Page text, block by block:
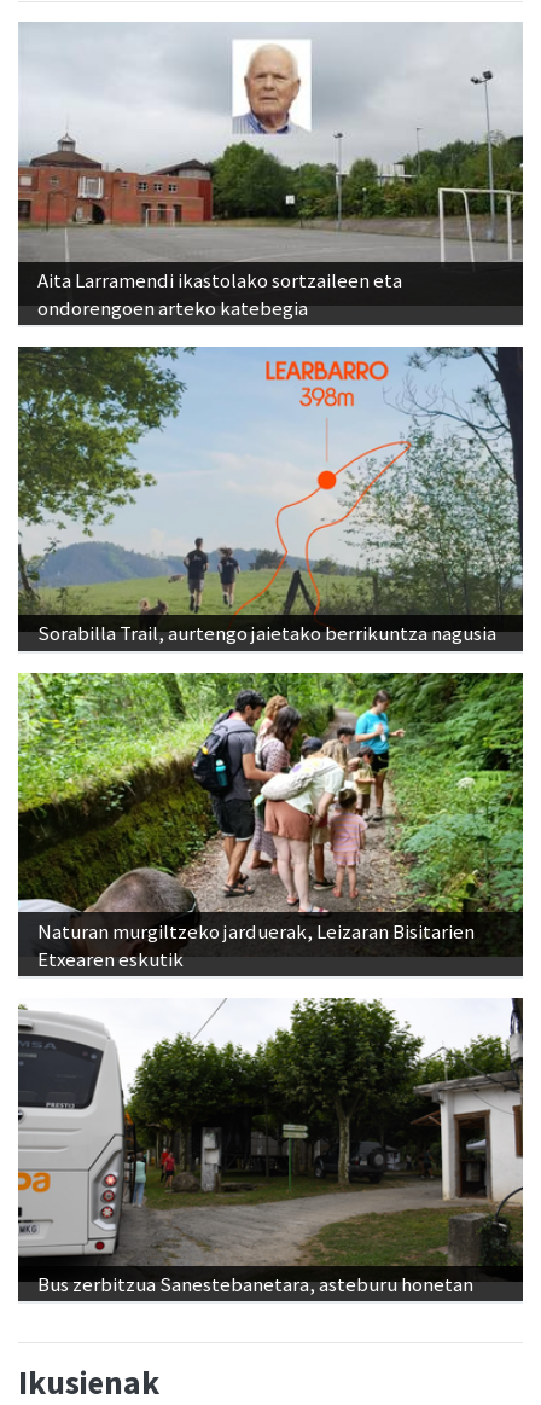
Aita Larramendi ikastolako sortzaileen eta
ondorengoen arteko katebegia
Sorabilla Trail, aurtengo jaietako berrikuntza nagusia
Naturan murgiltzeko jarduerak, Leizaran Bisitarien
Etxearen eskutik
Bus zerbitzua Sanestebanetara, asteburu honetan
Ikusienak